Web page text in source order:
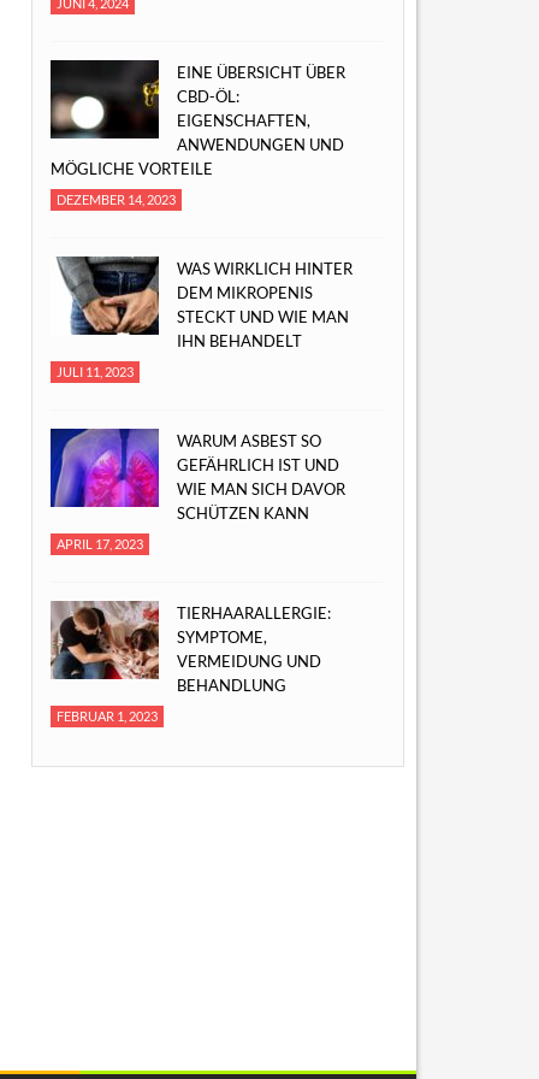
EINE ÜBERSICHT ÜBER
CBD-ÖL:
EIGENSCHAFTEN,
ANWENDUNGEN UND
MÖGLICHE VORTEILE
DEZEMBER 14, 2023
WAS WIRKLICH HINTER
DEM MIKROPENIS
STECKT UND WIE MAN
IHN BEHANDELT
JULI 11, 2023
WARUM ASBEST SO
GEFÄHRLICH IST UND
WIE MAN SICH DAVOR
SCHÜTZEN KANN
APRIL 17, 2023
TIERHAARALLERGIE:
SYMPTOME,
VERMEIDUNG UND
BEHANDLUNG
FEBRUAR 1, 2023